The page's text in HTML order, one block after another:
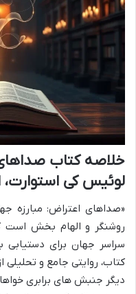
خلاصه کتاب
لوئیس کی استوارت،
«صداهای اعتراض: مبارزه
روشنگر و الهام بخش است
سراسر جهان برای دستیابی
کتاب، روایتی جامع و
دیگر جنبش های برابری